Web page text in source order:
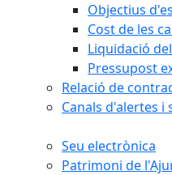
Objectius
Cost de les
Liquidació
Pressupost
Relació de
Canals d'alertes i
Seu electrònica
Patrimoni de